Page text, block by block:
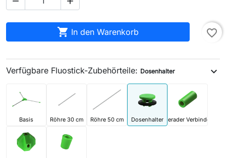
 In den Warenkorb favorite_border
Verfügbare Fluostick-Zubehörteile: Dosenhalter expand_more
Basis Röhre 30 cm Röhre 50 cm Dosenhalter Gerader Verbinder